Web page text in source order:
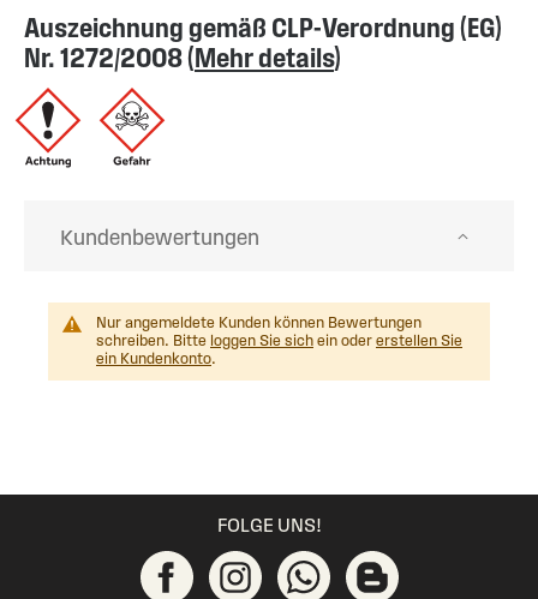
Auszeichnung gemäß CLP-Verordnung (EG)
Nr. 1272/2008 (Mehr details)
Kundenbewertungen
Nur angemeldete Kunden können Bewertungen
schreiben. Bitte loggen Sie sich ein oder erstellen Sie
ein Kundenkonto.
FOLGE UNS!